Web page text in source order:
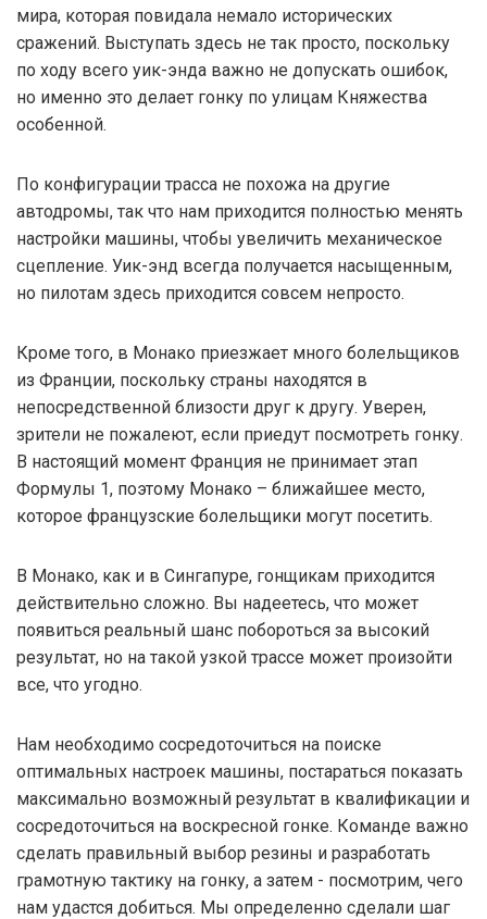
мира, которая повидала немало исторических
сражений. Выступать здесь не так просто, поскольку
по ходу всего уик-энда важно не допускать ошибок,
но именно это делает гонку по улицам Княжества
особенной.
По конфигурации трасса не похожа на другие
автодромы, так что нам приходится полностью менять
настройки машины, чтобы увеличить механическое
сцепление. Уик-энд всегда получается насыщенным,
но пилотам здесь приходится совсем непросто.
Кроме того, в Монако приезжает много болельщиков
из Франции, поскольку страны находятся в
непосредственной близости друг к другу. Уверен,
зрители не пожалеют, если приедут посмотреть гонку.
В настоящий момент Франция не принимает этап
Формулы 1, поэтому Монако – ближайшее место,
которое французские болельщики могут посетить.
В Монако, как и в Сингапуре, гонщикам приходится
действительно сложно. Вы надеетесь, что может
появиться реальный шанс побороться за высокий
результат, но на такой узкой трассе может произойти
все, что угодно.
Нам необходимо сосредоточиться на поиске
оптимальных настроек машины, постараться показать
максимально возможный результат в квалификации и
сосредоточиться на воскресной гонке. Команде важно
сделать правильный выбор резины и разработать
грамотную тактику на гонку, а затем - посмотрим, чего
нам удастся добиться. Мы определенно сделали шаг